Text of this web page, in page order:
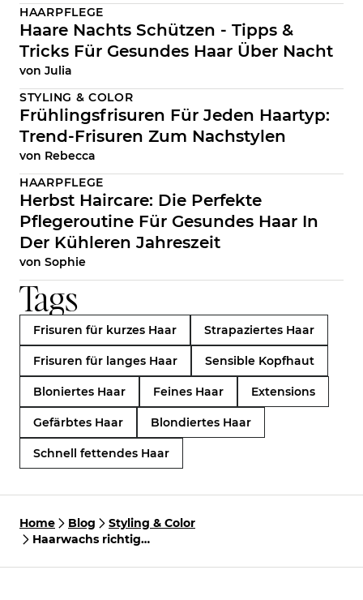
HAARPFLEGE
Haare Nachts Schützen - Tipps &
Tricks Für Gesundes Haar Über Nacht
von Julia
STYLING & COLOR
Frühlingsfrisuren Für Jeden Haartyp:
Trend-Frisuren Zum Nachstylen
von Rebecca
HAARPFLEGE
Herbst Haircare: Die Perfekte
Pflegeroutine Für Gesundes Haar In
Der Kühleren Jahreszeit
von Sophie
Tags
Frisuren für kurzes Haar Strapaziertes Haar
Frisuren für langes Haar Sensible Kopfhaut
Bloniertes Haar Feines Haar Extensions
Gefärbtes Haar Blondiertes Haar
Schnell fettendes Haar
Home Blog
Styling & Color
Haarwachs richtig
für kurze (und lange)